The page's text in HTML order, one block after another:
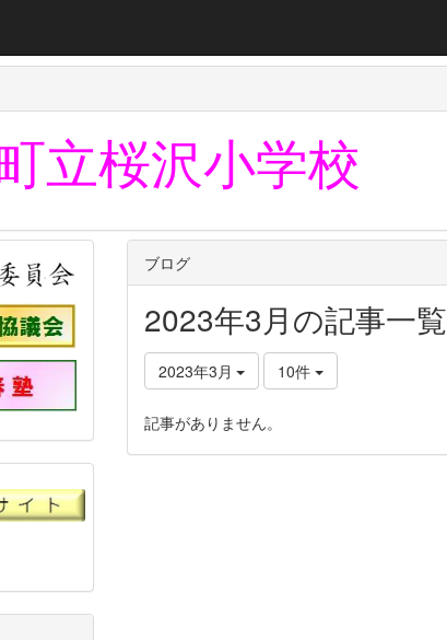
立桜沢小学校
ブログ
2023年3月の記事一覧
2023年3月 10件
記事がありません。